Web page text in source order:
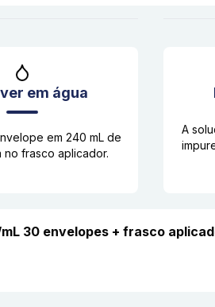
em água
em 240 mL de
no frasco aplicador.
A
30 envelopes + frasco